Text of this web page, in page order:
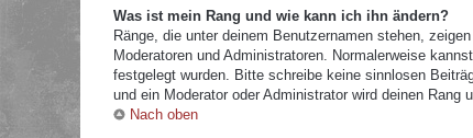
Was ist mein Rang und wie kann ich ihn ändern?
Ränge, die unter deinem Benutzernamen stehen,
Moderatoren und Administratoren. Normalerweise
festgelegt wurden. Bitte schreibe keine sinnlosen
und ein Moderator oder Administrator wird deinen Rang
Nach oben